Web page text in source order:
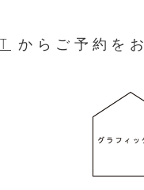
からご予約を